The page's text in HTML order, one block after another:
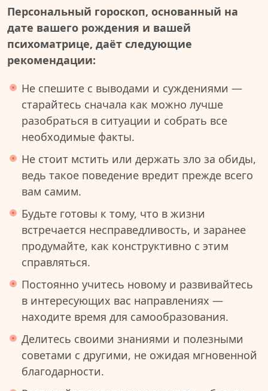
Персональный гороскоп, основанный на
дате вашего рождения и вашей
психоматрице, даёт следующие
рекомендации:
Не спешите с выводами и суждениями —
старайтесь сначала как можно лучше
разобраться в ситуации и собрать все
необходимые факты.
Не стоит мстить или держать зло за обиды,
ведь такое поведение вредит прежде всего
вам самим.
Будьте готовы к тому, что в жизни
встречается несправедливость, и заранее
продумайте, как конструктивно с этим
справляться.
Постоянно учитесь новому и развивайтесь
в интересующих вас направлениях —
находите время для самообразования.
Делитесь своими знаниями и полезными
советами с другими, не ожидая мгновенной
благодарности.